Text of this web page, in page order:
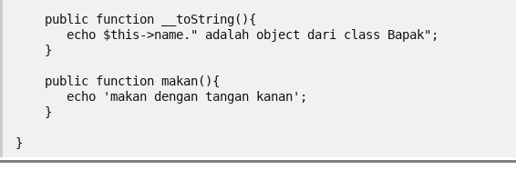
    public function __toString(){
       echo $this->name." adalah object dari class Bapak";
    }
    public function makan(){
       echo 'makan dengan tangan kanan';
    }
}